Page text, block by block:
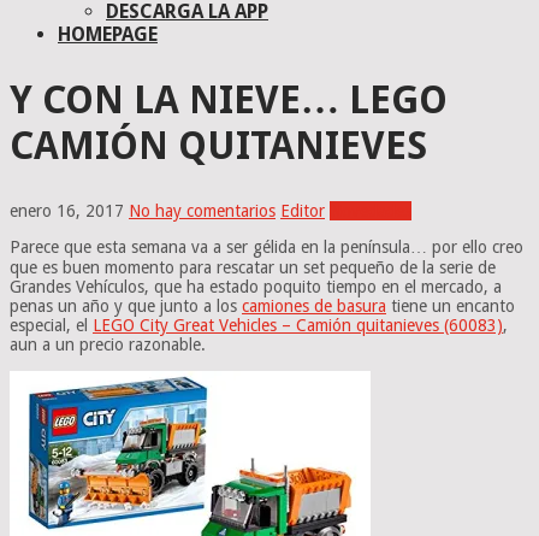
DESCARGA LA APP
HOMEPAGE
Y CON LA NIEVE… LEGO
CAMIÓN QUITANIEVES
enero 16, 2017 No hay comentarios Editor
Parece que esta semana va a ser gélida en la península… por ello creo
que es buen momento para rescatar un set pequeño de la serie de
Grandes Vehículos, que ha estado poquito tiempo en el mercado, a
penas un año y que junto a los camiones de basura tiene un encanto
especial, el LEGO City Great Vehicles – Camión quitanieves (60083),
aun a un precio razonable.